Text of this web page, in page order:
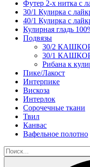
Футер 2-х нитка с
30/1 Кулирка с
40/1 Кулирка с
Кулирная гладь
Подвязы
30/2
30/1
Рибана к
Пике/Лакост
Интерпике
Вискоза
Интерлок
Сорочечные ткани
Твил
Канвас
Вафельное полотно